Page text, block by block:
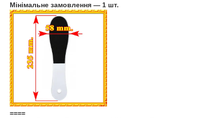
Мінімальне замовлення — 1 шт.
====